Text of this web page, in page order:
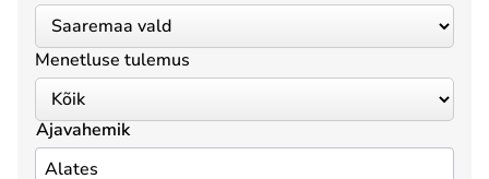
Menetluse tulemus
Ajavahemik
Alates